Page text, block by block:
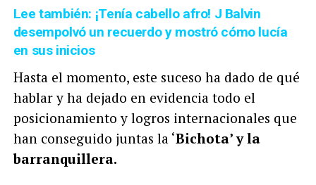
Lee también: ¡Tenía cabello afro! J Balvin
desempolvó un recuerdo y mostró cómo lucía
en sus inicios
Hasta el momento, este suceso ha dado de qué
hablar y ha dejado en evidencia todo el
posicionamiento y logros internacionales que
han conseguido juntas la ‘Bichota’ y la
barranquillera.